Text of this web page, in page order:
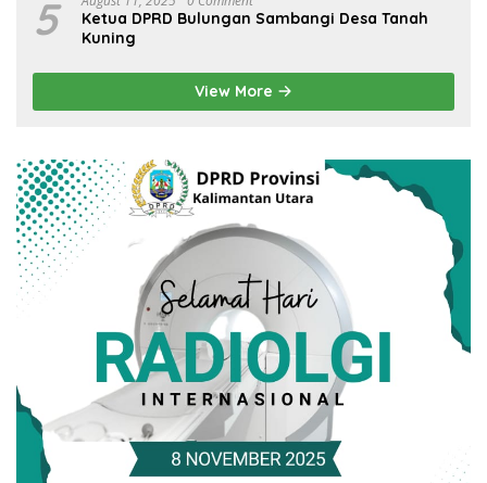
5
Ketua DPRD Bulungan Sambangi Desa Tanah
Kuning
View More